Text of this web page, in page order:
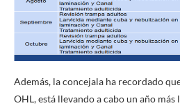
Además, la concejala ha recordado
OHL, está llevando a cabo un año